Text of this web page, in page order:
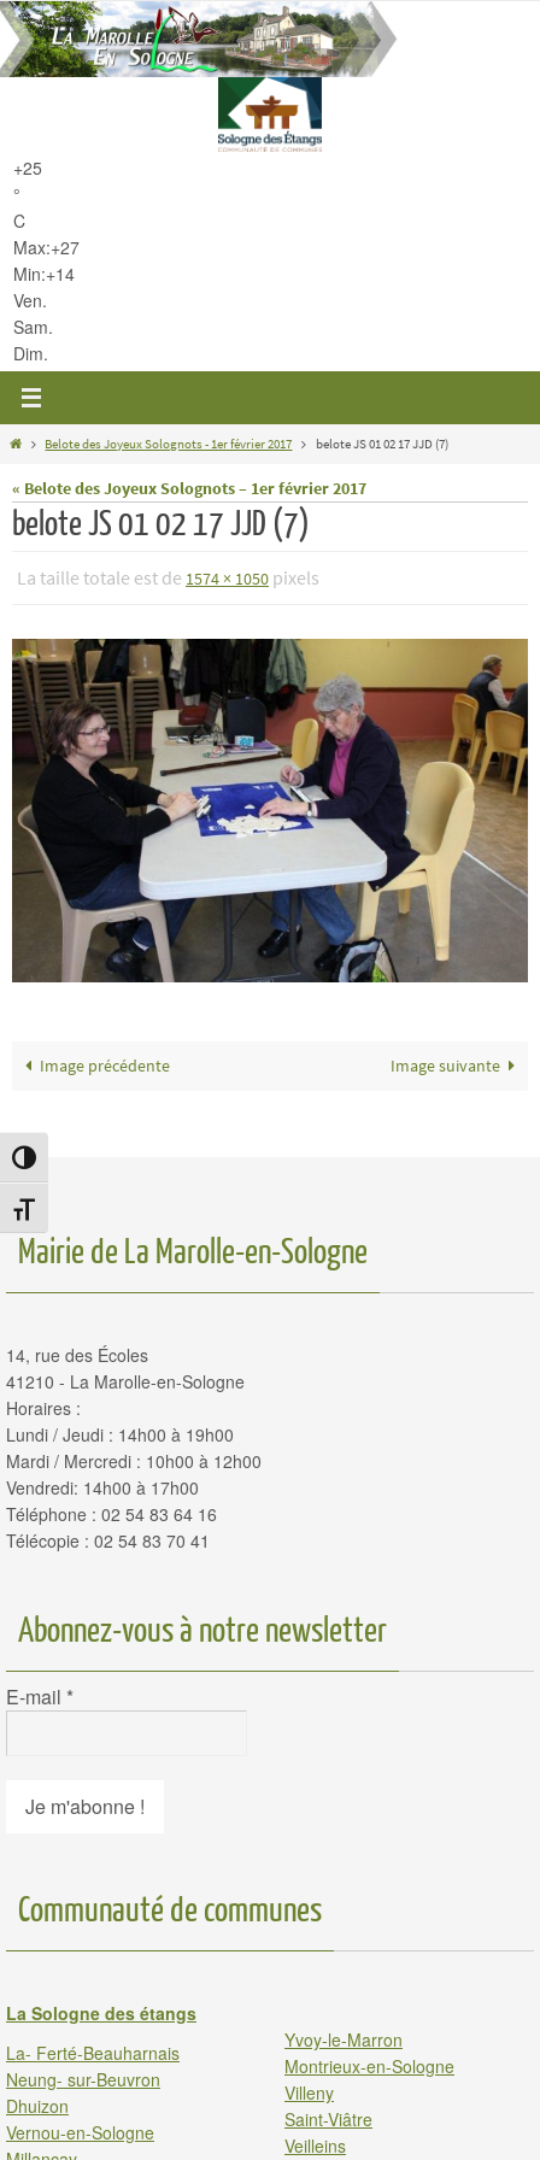
Passer en contraste élevé
Changer la taille de la police
Passer
vers
le
+25
°
C
Max:+27
Min:+14
Ven.
Sam.
Dim.
HomeBelote des Joyeux Solognots - 1er février 2017 belote JS 01 02 17 JJD (7)
« Belote des Joyeux Solognots – 1er février 2017
belote JS 01 02 17 JJD (7)
La taille totale est de 1574 × 1050 pixels
Image précédente Image suivante
Mairie de La Marolle-en-Sologne
14, rue des Écoles
41210 - La Marolle-en-Sologne
Horaires :
Lundi / Jeudi : 14h00 à 19h00
Mardi / Mercredi : 10h00 à 12h00
Vendredi: 14h00 à 17h00
Téléphone : 02 54 83 64 16
Télécopie : 02 54 83 70 41
Abonnez-vous à notre newsletter
E-mail *
Communauté de communes
La Sologne des étangs
La- Ferté-Beauharnais
Neung- sur-Beuvron
Dhuizon
Vernou-en-Sologne
Yvoy-le-Marron
Montrieux-en-Sologne
Villeny
Saint-Viâtre
Veilleins